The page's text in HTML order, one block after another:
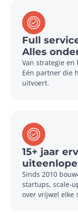
Full
Alles
Van strategie en
Eén partner die
uitvoert.
15+ jaar
Sinds 2010
startups, scale-
over vrijwel elke